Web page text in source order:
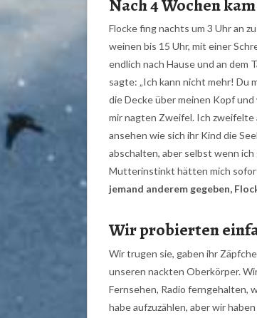
Nach 4 Wochen
Flocke fing nachts um 3 Uhr an
weinen bis 15 Uhr, mit einer
endlich nach Hause und an dem
sagte: „Ich kann nicht mehr! Du
die Decke über meinen Kopf
mir nagten Zweifel. Ich
ansehen wie sich ihr Kind die
abschalten, aber selbst wenn
Mutterinstinkt hätten mich
jemand anderem gegeben,
Wir probierten
Wir trugen sie, gaben ihr
unseren nackten Oberkörper.
Fernsehen, Radio ferngehalten,
habe aufzuzählen, aber wir